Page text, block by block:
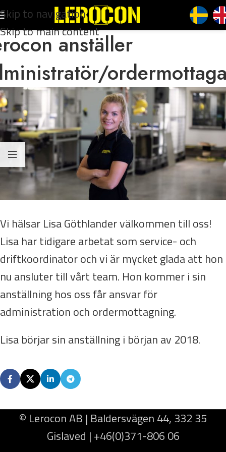
Skip to navigation
Skip to main content
anställer
Vi hälsar Lisa Göthlander välkommen till oss!
Lisa har tidigare arbetat som service- och
driftkoordinator och vi är mycket glada att hon
nu ansluter till vårt team. Hon kommer i sin
anställning hos oss får ansvar för
administration och ordermottagning.
Lisa börjar sin anställning i början av 2018.
© Lerocon AB | Baldersvägen 44, 332 35
Gislaved | +46(0)371-806 06